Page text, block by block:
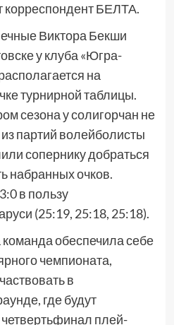
корреспондент БЕЛТА.
Виктора Бекши
у клуба «Югра-
на
турнирной таблицы.
сезона у солигорчан не
партий волейболисты
сопернику добраться
набранных очков.
в пользу
(25:19, 25:18, 25:18).
обеспечила себе
чемпионата,
в
где будут
плей-